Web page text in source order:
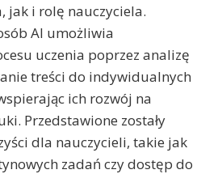
jak i rolę nauczyciela.
AI umożliwia
uczenia poprzez analizę
treści do indywidualnych
ich rozwój na
Przedstawione zostały
dla nauczycieli, takie jak
zadań czy dostęp do